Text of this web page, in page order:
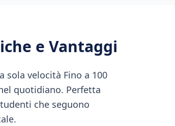
e Vantaggi
sola velocità Fino a 100
quotidiano. Perfetta
che seguono